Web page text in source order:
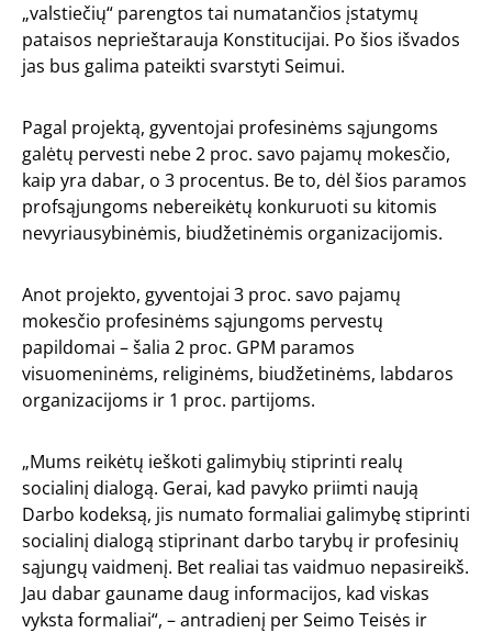
„valstiečių“ parengtos tai numatančios įstatymų
pataisos neprieštarauja Konstitucijai. Po šios išvados
jas bus galima pateikti svarstyti Seimui.
Pagal projektą, gyventojai profesinėms sąjungoms
galėtų pervesti nebe 2 proc. savo pajamų mokesčio,
kaip yra dabar, o 3 procentus. Be to, dėl šios paramos
profsąjungoms nebereikėtų konkuruoti su kitomis
nevyriausybinėmis, biudžetinėmis organizacijomis.
Anot projekto, gyventojai 3 proc. savo pajamų
mokesčio profesinėms sąjungoms pervestų
papildomai – šalia 2 proc. GPM paramos
visuomeninėms, religinėms, biudžetinėms, labdaros
organizacijoms ir 1 proc. partijoms.
„Mums reikėtų ieškoti galimybių stiprinti realų
socialinį dialogą. Gerai, kad pavyko priimti naują
Darbo kodeksą, jis numato formaliai galimybę stiprinti
socialinį dialogą stiprinant darbo tarybų ir profesinių
sąjungų vaidmenį. Bet realiai tas vaidmuo nepasireikš.
Jau dabar gauname daug informacijos, kad viskas
vyksta formaliai“, – antradienį per Seimo Teisės ir